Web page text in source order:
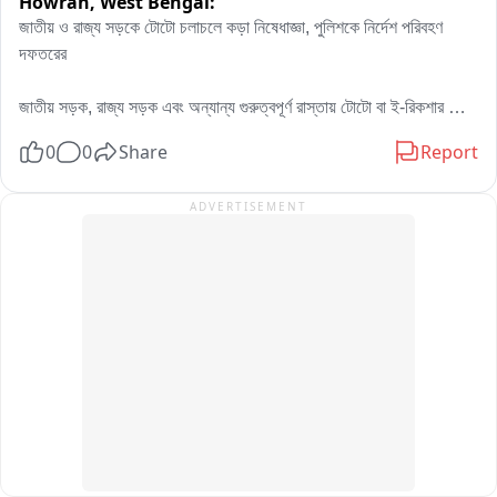
জাতীয় ও রাজ্য সড়কে টোটো চলাচলে কড়া নিষেধাজ্ঞা, পুলিশকে নির্দেশ পরিবহণ
দফতরের
জাতীয় সড়ক, রাজ্য সড়ক এবং অন্যান্য গুরুত্বপূর্ণ রাস্তায় টোটো বা ই-রিকশার
৭ আগস্ট পরিবহণ দফতরের প্রধান সচিব ড. রবি ইন্দর সিংহ রাজ্য পুলিশের ডিজিকে
0 0 Share Report
ADVERTISEMENT